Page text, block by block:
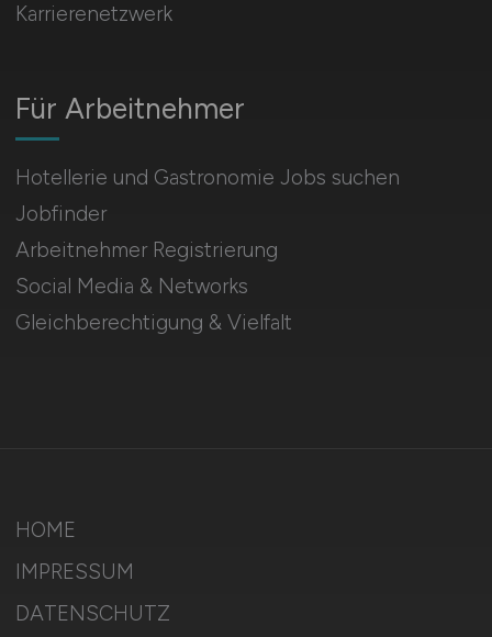
Für Arbeitnehmer
Hotellerie und Gastronomie Jobs suchen
Jobfinder
Arbeitnehmer Registrierung
Social Media & Networks
Gleichberechtigung & Vielfalt
Karrierenetzwerk
HOME
IMPRESSUM
DATENSCHUTZ